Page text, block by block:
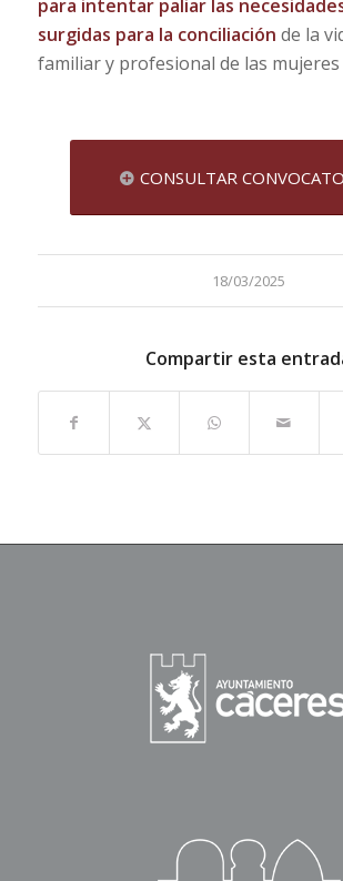
para intentar paliar las
surgidas para la conciliación de la
familiar y profesional de las mujeres
CONSULTAR
18/03/2025
Compartir esta